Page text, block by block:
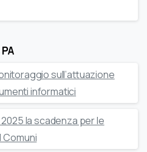
sull’attuazione
informatici
la scadenza per le
Comuni